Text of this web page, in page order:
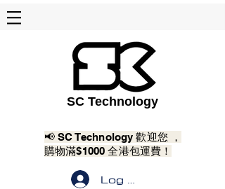
SC Technology
📢 SC Technology 歡迎您 ，
購物滿$1000 全港包運費！
Log In